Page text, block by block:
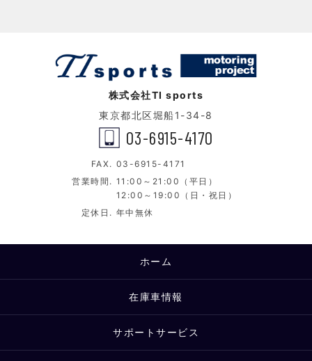
株式会社TI sports
東京都北区堀船1-34-8
03-6915-4170
FAX. 03-6915-4171
営業時間. 11:00～21:00（平日）
12:00～19:00（日・祝日）
定休日. 年中無休
ホーム
在庫車情報
サポートサービス